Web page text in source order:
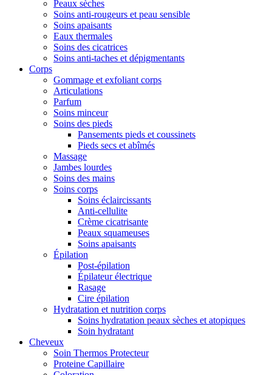
Peaux sèches
Soins anti-rougeurs et peau sensible
Soins apaisants
Eaux thermales
Soins des cicatrices
Soins anti-taches et dépigmentants
Corps
Gommage et exfoliant corps
Articulations
Parfum
Soins minceur
Soins des pieds
Pansements pieds et coussinets
Pieds secs et abîmés
Massage
Jambes lourdes
Soins des mains
Soins corps
Soins éclaircissants
Anti-cellulite
Crème cicatrisante
Peaux squameuses
Soins apaisants
Épilation
Post-épilation
Épilateur électrique
Rasage
Cire épilation
Hydratation et nutrition corps
Soins hydratation peaux sèches et atopiques
Soin hydratant
Cheveux
Soin Thermos Protecteur
Proteine Capillaire